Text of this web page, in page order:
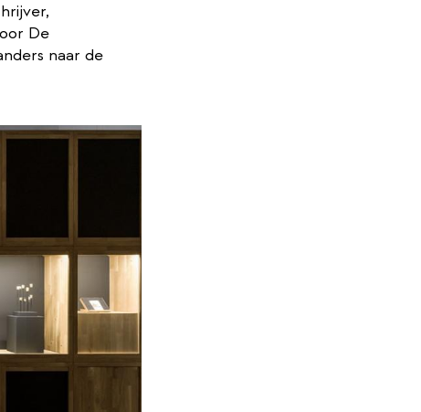
De
naar de